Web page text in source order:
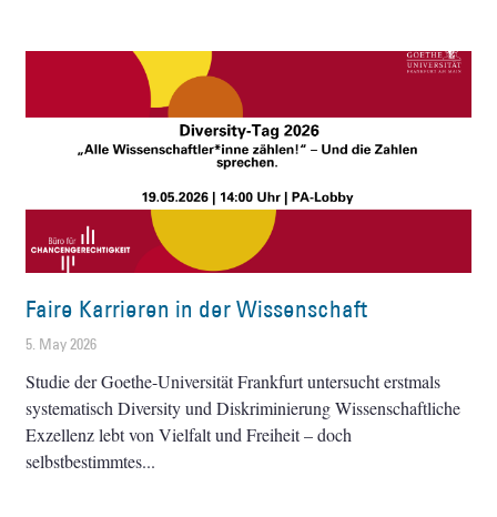
Faire Karrieren in der Wissenschaft
5. May 2026
Studie der Goethe-Universität Frankfurt untersucht erstmals
systematisch Diversity und Diskriminierung Wissenschaftliche
Exzellenz lebt von Vielfalt und Freiheit – doch
selbstbestimmtes